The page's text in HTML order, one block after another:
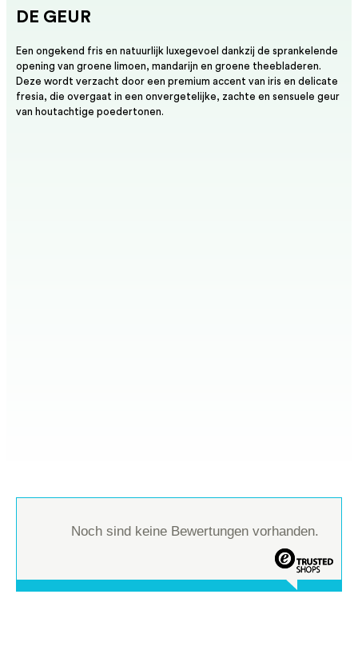
DE GEUR
Een ongekend fris en natuurlijk luxegevoel dankzij de sprankelende
opening van groene limoen, mandarijn en groene theebladeren.
Deze wordt verzacht door een premium accent van iris en delicate
fresia, die overgaat in een onvergetelijke, zachte en sensuele geur
van houtachtige poedertonen.
Noch sind keine Bewertungen vorhanden.